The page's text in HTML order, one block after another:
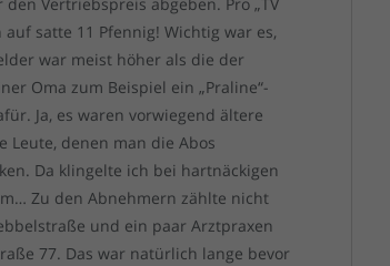
Vertriebspreis abgeben. Pro „TV
satte 11 Pfennig! Wichtig war es,
war meist höher als die der
Oma zum Beispiel ein „Praline“-
Ja, es waren vorwiegend ältere
Leute, denen man die Abos
Da klingelte ich bei hartnäckigen
Zu den Abnehmern zählte nicht
und ein paar Arztpraxen
77. Das war natürlich lange bevor